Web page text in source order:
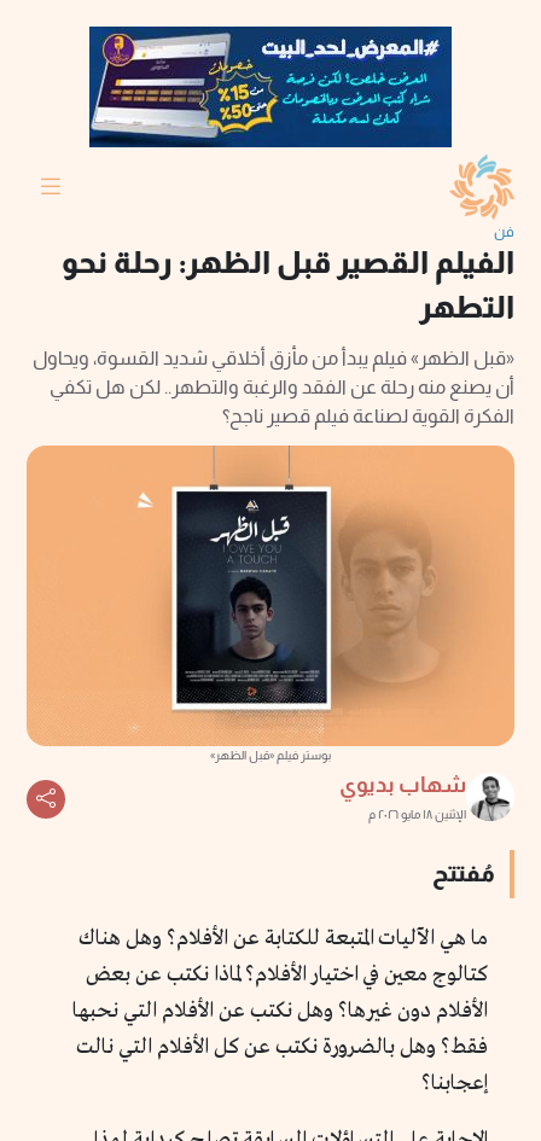
فن
الفيلم القصير قبل الظهر: رحلة نحو
التطهر
«قبل الظهر» فيلم يبدأ من مأزق أخلاقي شديد القسوة، ويحاول
أن يصنع منه رحلة عن الفقد والرغبة والتطهر.. لكن هل تكفي
الفكرة القوية لصناعة فيلم قصير ناجح؟
بوستر فيلم «قبل الظهر»
شهاب بديوي
الإثنين ١٨ مايو ٢٠٢٦ م
مُفتتح
ما هي الآليات المتبعة للكتابة عن الأفلام؟ وهل هناك
كتالوج معين في اختيار الأفلام؟ لماذا نكتب عن بعض
الأفلام دون غيرها؟ وهل نكتب عن الأفلام التي نحبها
فقط؟ وهل بالضرورة نكتب عن كل الأفلام التي نالت
إعجابنا؟